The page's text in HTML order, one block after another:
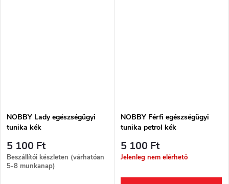
NOBBY Lady egészségügyi
tunika kék
5 100 Ft
Beszállítói készleten (várhatóan
5-8 munkanap)
NOBBY Férfi egészségügyi
tunika petrol kék
5 100 Ft
Jelenleg nem elérhető